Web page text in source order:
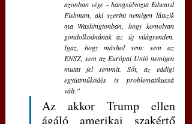
azonban vége – hangsúlyozta Edward
Fishman, aki szerint nemigen látszik
ma Washingtonban, hogy komolyan
gondolkodnának az új világrenden.
Igaz, hogy máshol sem: sem az
ENSZ, sem az Európai Unió nemigen
mutat fel semmit. Sőt, az eddigi
együttműködés is problematikussá
vált.”
Az akkor Trump ellen
ágáló amerikai szakértő